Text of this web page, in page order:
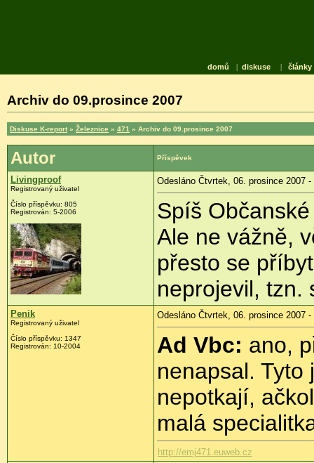
domů | diskuse | články
Archiv do 09.prosince 2007
Diskuse K-report » Železnice » 471 » Archiv do 09.prosince 2007
Autor Příspěvek
Livingproof
Registrovaný uživatel
Číslo příspěvku: 805
Registrován: 5-2006
Odesláno Čtvrtek, 06. prosince 2007 -
Spíš
Ale ne vážně,
přesto se
neprojevil, tzn.
Penik
Registrovaný uživatel
Číslo příspěvku: 1347
Registrován: 10-2004
Odesláno Čtvrtek, 06. prosince 2007 -
Ad Vbc: ano,
nenapsal. Tyto
nepotkají,
malá
http://emj471.euweb.cz